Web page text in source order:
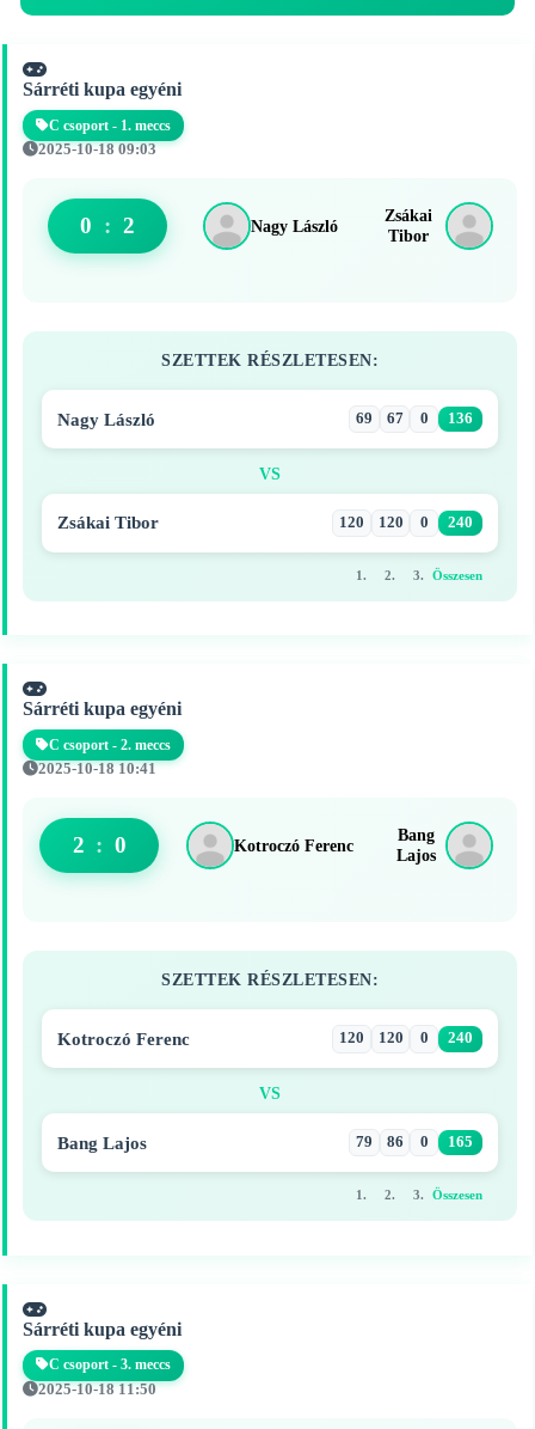
Sárréti kupa egyéni
C csoport - 1. meccs
2025-10-18 09:03
Nagy László
0 : 2
Zsákai
Tibor
SZETTEK RÉSZLETESEN:
Nagy László 69 67 0 136
VS
Zsákai Tibor 120 120 0 240
1. 2. 3. Összesen
Sárréti kupa egyéni
C csoport - 2. meccs
2025-10-18 10:41
Kotroczó Ferenc
2 : 0
Bang
Lajos
SZETTEK RÉSZLETESEN:
Kotroczó Ferenc 120 120 0 240
VS
Bang Lajos 79 86 0 165
1. 2. 3. Összesen
Sárréti kupa egyéni
C csoport - 3. meccs
2025-10-18 11:50